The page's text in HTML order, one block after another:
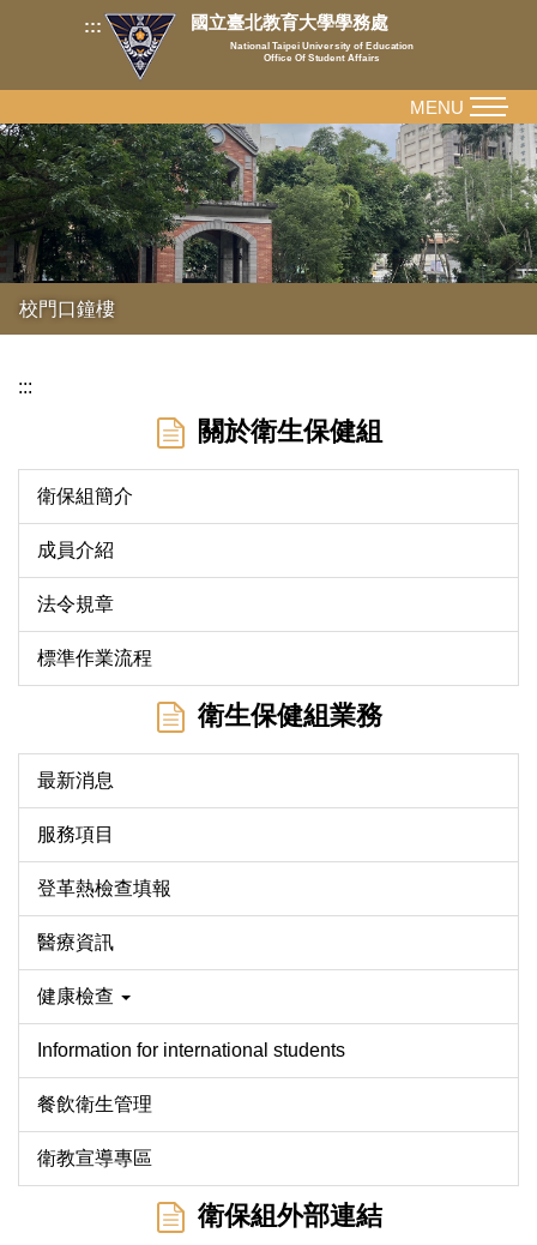
內
容
區
::: 國立臺北教育大學學務處
National Taipei University of Education
Office Of Student Affairs
校門口鐘樓
MENU
:::
關於衛生保健組
衛保組簡介
成員介紹
法令規章
標準作業流程
衛生保健組業務
最新消息
服務項目
登革熱檢查填報
醫療資訊
健康檢查
Information for international students
餐飲衛生管理
衛教宣導專區
衛保組外部連結